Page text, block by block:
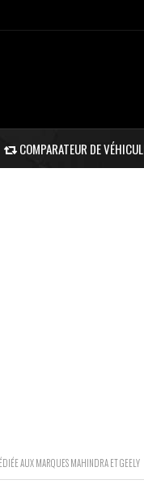
COMPARATEUR DE
AUX MARQUES MAHINDRA ET GEELY